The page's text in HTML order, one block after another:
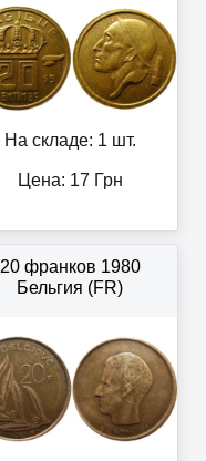
На складе: 1 шт.
Цена: 17 Грн
20 франков 1980
Бельгия (FR)